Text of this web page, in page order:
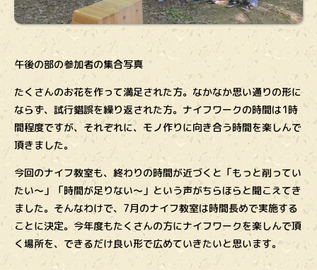
午後の部の参加者の集合写真
たくさんのお花を作って満足された方。なかなか思い通りの形に
ならず、試行錯誤を繰り返された方。ナイフワークの時間は1時
間程度ですが、それぞれに、モノ作りに向き合う時間を楽しんで
頂きました。
今回のナイフ教室も、終わりの時間が近づくと「もっと削ってい
たい～」「時間が足りない～」という声がちらほらと聞こえてき
ました。そんなわけで、7月のナイフ教室は時間長めで実施する
ことに決定。今年度もたくさんの方にナイフワークを楽しんで頂
く場所を、できるだけ良い形で広めていきたいと思います。